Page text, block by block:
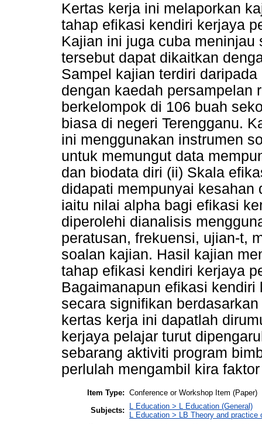
Kertas kerja ini melaporkan
tahap efikasi kendiri kerjaya
Kajian ini juga cuba
tersebut dapat dikaitkan
Sampel kajian terdiri
dengan kaedah persampelan
berkelompok di 106 buah
biasa di negeri Terengganu.
ini menggunakan instrumen
untuk memungut data
dan biodata diri (ii) Skala
didapati mempunyai kesahan
iaitu nilai alpha bagi efikasi
diperolehi dianalisis
peratusan, frekuensi, ujian-t,
soalan kajian. Hasil kajian
tahap efikasi kendiri kerjaya
Bagaimanapun efikasi
secara signifikan
kertas kerja ini dapatlah
kerjaya pelajar turut
sebarang aktiviti program
perlulah mengambil kira
Item Type: Conference or Workshop Item (Paper)
Subjects:
L Education > L Education (General)
L Education > LB Theory and